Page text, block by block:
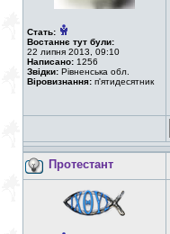
Стать:
Востаннє тут були:
22 липня 2013, 09:10
Написано: 1256
Звідки: Рівненська обл.
Віровизнання: п'ятидесятник
Протестант